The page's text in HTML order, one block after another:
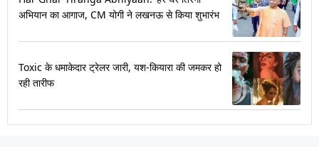
अभियान का आगाज, CM योगी ने लखनऊ से किया शुभारंभ
Toxic के धमाकेदार ट्रेलर जारी, यश-कियारा की जमकर हो
रही तारीफ